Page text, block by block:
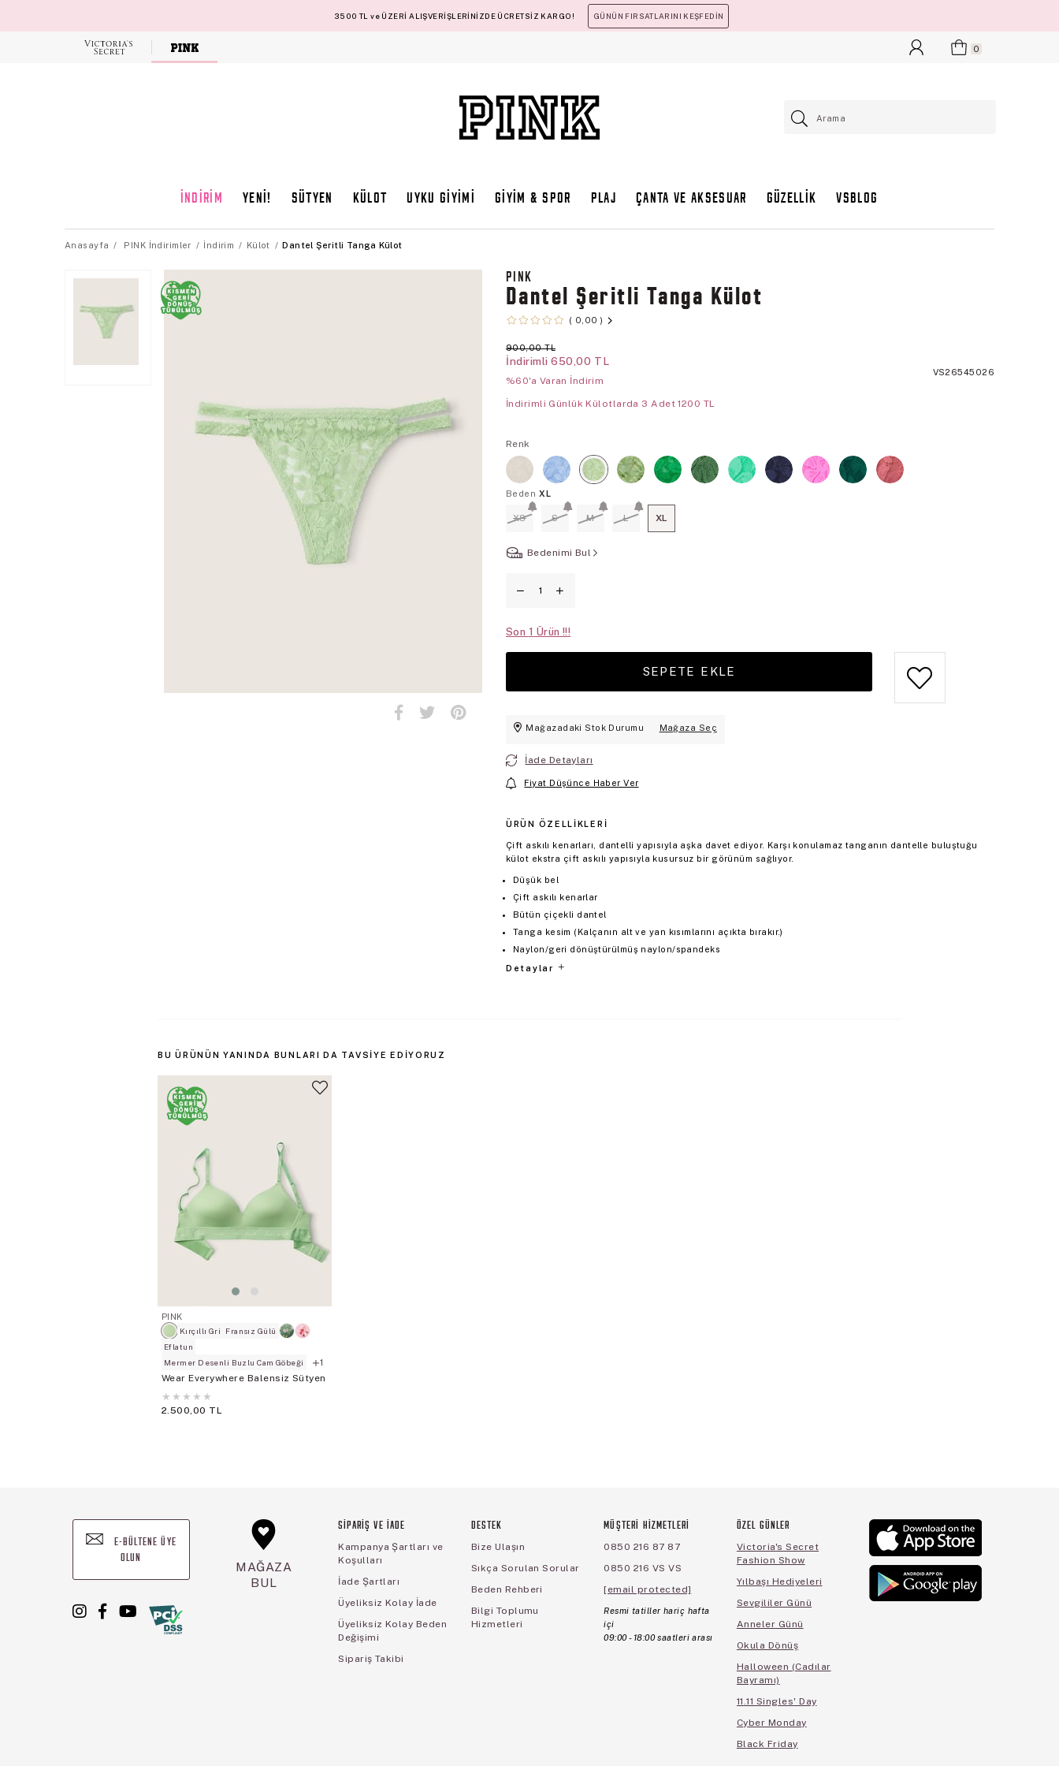
3500 TL ve ÜZERİ ALIŞVERİŞLERİNİZDE ÜCRETSİZ KARGO! GÜNÜN FIRSATLARINI KEŞFEDİN
Victoria's
0
İNDİRİM YENİ! SÜTYEN KÜLOT UYKU GİYİMİ GİYİM & SPOR PLAJ ÇANTA VE AKSESUAR GÜZELLİK VSBLOG
Anasayfa PINK İndirimler İndirim Külot Dantel Şeritli Tanga Külot
PINK
Dantel Şeritli Tanga Külot
0,00
900,00 TL
İndirimli 650,00 TL
%60'a Varan İndirim
VS26545026
İndirimli Günlük Külotlarda 3 Adet 1200 TL
Renk
Beden XL
XS S M L XL
Bedenimi Bul
Son 1
Mağazadaki Stok Durumu Mağaza Seç
İade Detayları
Fiyat Düşünce Haber Ver
ÜRÜN ÖZELLIKLERI
Çift askılı kenarları, dantelli yapısıyla aşka davet ediyor. Karşı konulamaz tanganın dantelle buluştuğu
külot ekstra çift askılı yapısıyla kusursuz bir görünüm sağlıyor.
Düşük bel
Çift askılı kenarlar
Bütün çiçekli dantel
Tanga kesim (Kalçanın alt ve yan kısımlarını açıkta bırakır.)
Naylon/geri dönüştürülmüş naylon/spandeks
Detaylar
BU ÜRÜNÜN YANINDA BUNLARI DA TAVSIYE EDIYORUZ
PINK
Kırçıllı Gri
Fransız Gülü
Eflatun
Mermer Desenli Buzlu Cam Göbeği
1
Wear Everywhere Balensiz Sütyen
★ ★ ★ ★ ★
2.500,00 TL
E-BÜLTENE ÜYE
OLUN
MAĞAZA
BUL
SİPARİŞ VE İADE
Kampanya Şartları ve
Koşulları
İade Şartları
Üyeliksiz Kolay İade
Üyeliksiz Kolay Beden
Değişimi
Sipariş Takibi
DESTEK
Bize Ulaşın
Sıkça Sorulan Sorular
Beden Rehberi
Bilgi Toplumu
Hizmetleri
MÜŞTERİ HİZMETLERİ
0850 216 87 87
0850 216 VS VS
[email protected]
Resmi tatiller hariç hafta
içi
09:00 - 18:00 saatleri arası
ÖZEL GÜNLER
Victoria's Secret
Fashion Show
Yılbaşı Hediyeleri
Sevgililer Günü
Anneler Günü
Okula Dönüş
Halloween (Cadılar
Bayramı)
11.11 Singles' Day
Cyber Monday
Black Friday